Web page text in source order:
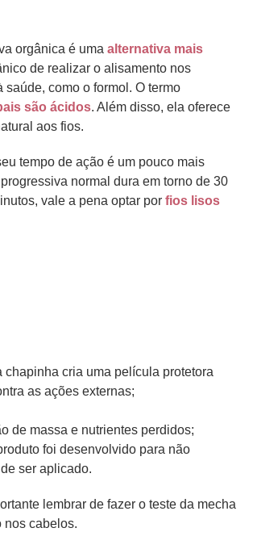
orgânica é uma alternativa mais
de realizar o alisamento nos
como o formol. O termo
são ácidos. Além disso, ela oferece
aos fios.
tempo de ação é um pouco mais
normal dura em torno de 30
vale a pena optar por fios lisos
cria uma película protetora
as ações externas;
de massa e nutrientes perdidos;
foi desenvolvido para não
ser aplicado.
lembrar de fazer o teste da mecha
nos cabelos.